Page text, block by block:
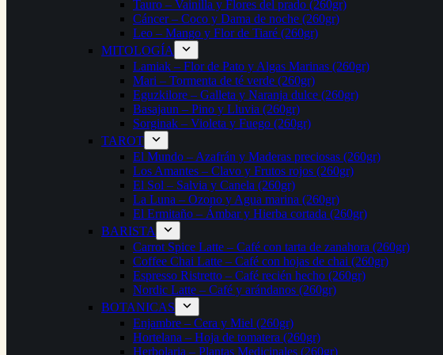
Tauro – Vainilla y Flores del prado (260gr)
Cáncer – Coco y Dama de noche (260gr)
Leo – Mango y Flor de Tiaré (260gr)
MITOLOGÍA
Lamiak – Flor de Pato y Algas Marinas (260gr)
Mari – Tormenta de té verde (260gr)
Eguzkilore – Galleta y Naranja dulce (260gr)
Basajaun – Pino y Lluvia (260gr)
Sorginak – Violeta y Fuego (260gr)
TAROT
El Mundo – Azafrán y Maderas preciosas (260gr)
Los Amantes – Clavo y Frutos rojos (260gr)
El Sol – Salvia y Canela (260gr)
La Luna – Ozono y Agua marina (260gr)
El Ermitaño – Ámbar y Hierba cortada (260gr)
BARISTA
Carrot Spice Latte – Café con tarta de zanahora (260gr)
Coffee Chai Latte – Café con hojas de chai (260gr)
Espresso Ristretto – Café recién hecho (260gr)
Nordic Latte – Café y arándanos (260gr)
BOTANICAS
Enjambre – Cera y Miel (260gr)
Hortelana – Hoja de tomatera (260gr)
Herbolaria – Plantas Medicinales (260gr)